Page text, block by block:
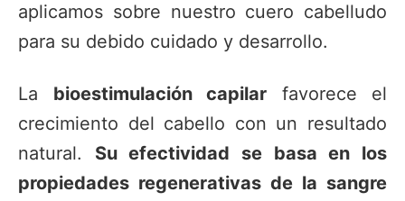
aplicamos sobre nuestro cuero cabelludo
para su debido cuidado y desarrollo.
La bioestimulación capilar favorece el
crecimiento del cabello con un resultado
natural. Su efectividad se basa en los
propiedades regenerativas de la sangre